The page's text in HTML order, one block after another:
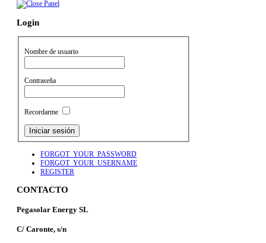
Login
Nombre de usuario
Contraseña
Recordarme
FORGOT_YOUR_PASSWORD
FORGOT_YOUR_USERNAME
REGISTER
CONTACTO
Pegasolar Energy SL
C/ Caronte, s/n